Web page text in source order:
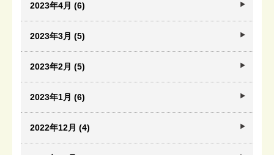
2023年4月 (6)
2023年3月 (5)
2023年2月 (5)
2023年1月 (6)
2022年12月 (4)